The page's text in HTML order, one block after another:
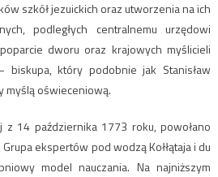
szkół jezuickich oraz utworzenia na ich
podległych centralnemu urzędowi
dworu oraz krajowych myślicieli
biskupa, który podobnie jak Stanisław
myślą oświeceniową.
z 14 października 1773 roku, powołano
ekspertów pod wodzą Kołłątaja i du
model nauczania. Na najniższym